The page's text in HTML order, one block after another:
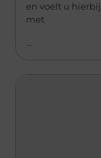
en voelt u
met